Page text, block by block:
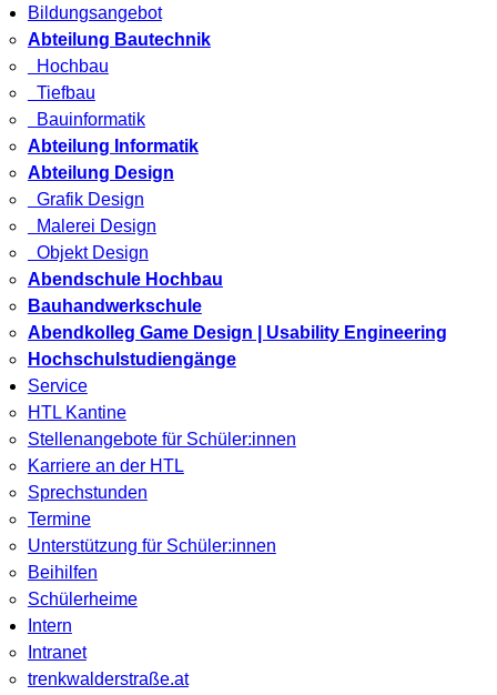
Bildungsangebot
Abteilung Bautechnik
Hochbau
Tiefbau
Bauinformatik
Abteilung Informatik
Abteilung Design
Grafik Design
Malerei Design
Objekt Design
Abendschule Hochbau
Bauhandwerkschule
Abendkolleg Game Design | Usability Engineering
Hochschulstudiengänge
Service
HTL Kantine
Stellenangebote für Schüler:innen
Karriere an der HTL
Sprechstunden
Termine
Unterstützung für Schüler:innen
Beihilfen
Schülerheime
Intern
Intranet
trenkwalderstraße.at